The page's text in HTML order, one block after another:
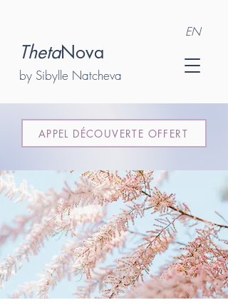
EN
ThetaNova
by Sibylle Natcheva
APPEL DÉCOUVERTE OFFERT